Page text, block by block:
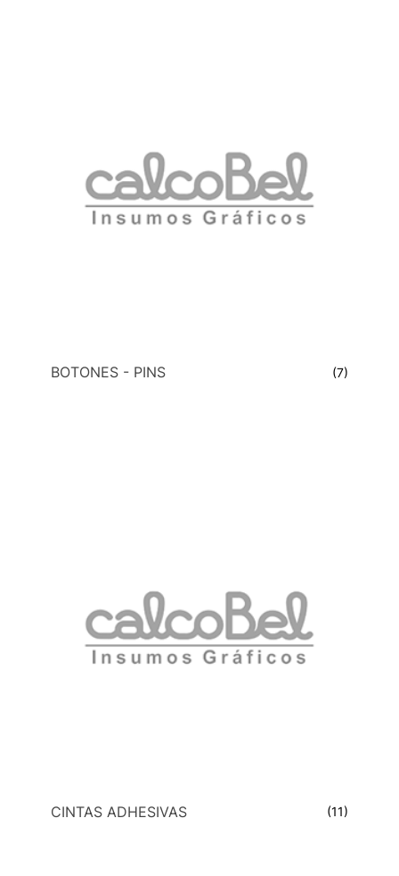
BOTONES - PINS (7)
CINTAS ADHESIVAS (11)